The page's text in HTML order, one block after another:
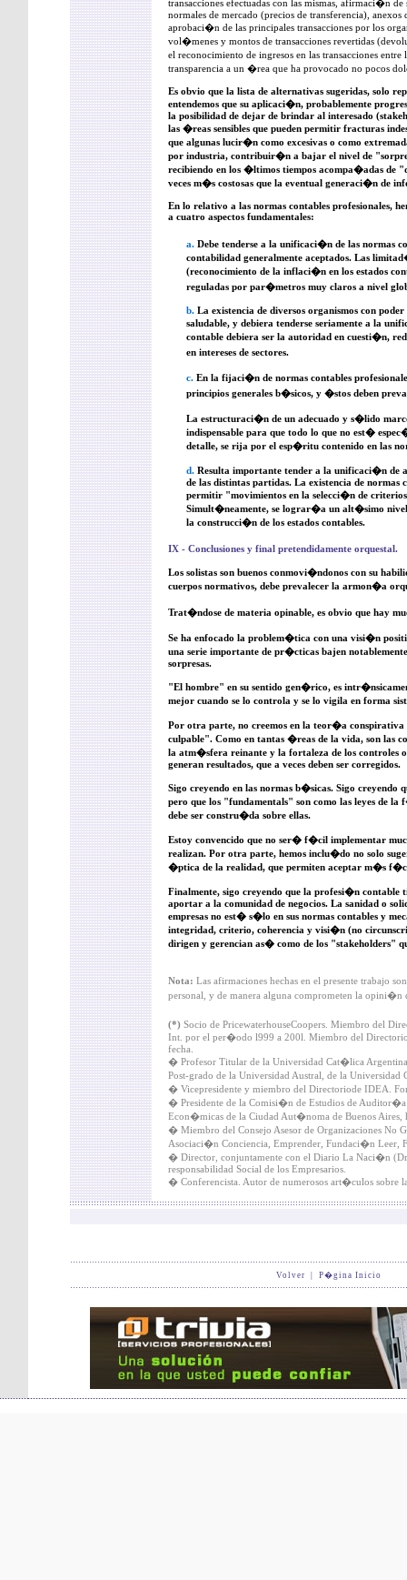
transacciones efectuadas con las mismas, afirmaci�n
normales de mercado (precios de transferencia),
aprobaci�n de las principales transacciones por los
vol�menes y montos de transacciones revertidas
el reconocimiento de ingresos en las transacciones
transparencia a un �rea que ha provocado no pocos
Es obvio que la lista de alternativas sugeridas, solo
entendemos que su aplicaci�n, probablemente
la posibilidad de dejar de brindar al interesado
las �reas sensibles que pueden permitir fracturas
que algunas lucir�n como excesivas o como
por industria, contribuir�n a bajar el nivel de
recibiendo en los �ltimos tiempos acompa�adas de
veces m�s costosas que la eventual generaci�n de
En lo relativo a las normas contables profesionales,
a cuatro aspectos fundamentales:
a. Debe tenderse a la unificaci�n de las normas
contabilidad generalmente aceptados. Las
(reconocimiento de la inflaci�n en los estados
reguladas por par�metros muy claros a nivel
b. La existencia de diversos organismos con
saludable, y debiera tenderse seriamente a la
contable debiera ser la autoridad en cuesti�n,
en intereses de sectores.
c. En la fijaci�n de normas contables
principios generales b�sicos, y �stos deben
La estructuraci�n de un adecuado y s�lido
indispensable para que todo lo que no est�
detalle, se rija por el esp�ritu contenido en las
d. Resulta importante tender a la unificaci�n de
de las distintas partidas. La existencia de normas
permitir "movimientos en la selecci�n de
Simult�neamente, se lograr�a un alt�simo nivel
la construcci�n de los estados contables.
IX - Conclusiones y final pretendidamente orquestal.
Los solistas son buenos conmovi�ndonos con su
cuerpos normativos, debe prevalecer la armon�a
Trat�ndose de materia opinable, es obvio que hay
Se ha enfocado la problem�tica con una visi�n
una serie importante de pr�cticas bajen
sorpresas.
"El hombre" en su sentido gen�rico, es
mejor cuando se lo controla y se lo vigila en forma
Por otra parte, no creemos en la teor�a
culpable". Como en tantas �reas de la vida, son las
la atm�sfera reinante y la fortaleza de los controles
generan resultados, que a veces deben ser corregidos.
Sigo creyendo en las normas b�sicas. Sigo creyendo
pero que los "fundamentals" son como las leyes de
debe ser constru�da sobre ellas.
Estoy convencido que no ser� f�cil implementar
realizan. Por otra parte, hemos inclu�do no solo
�ptica de la realidad, que permiten aceptar m�s
Finalmente, sigo creyendo que la profesi�n contable
aportar a la comunidad de negocios. La sanidad o
empresas no est� s�lo en sus normas contables y
integridad, criterio, coherencia y visi�n (no
dirigen y gerencian as� como de los "stakeholders"
Nota: Las afirmaciones hechas en el presente trabajo
personal, y de manera alguna comprometen la
(*) Socio de PricewaterhouseCoopers. Miembro del
Int. por el per�odo l999 a 200l. Miembro del
fecha.
� Profesor Titular de la Universidad Cat�lica
Post-grado de la Universidad Austral, de la
� Vicepresidente y miembro del Directoriode IDEA.
� Presidente de la Comisi�n de Estudios de Auditor�a
Econ�micas de la Ciudad Aut�noma de Buenos Aires,
� Miembro del Consejo Asesor de Organizaciones No
Asociaci�n Conciencia, Emprender, Fundaci�n Leer,
� Director, conjuntamente con el Diario La Naci�n
responsabilidad Social de los Empresarios.
� Conferencista. Autor de numerosos art�culos sobre
Volver P�gina Inicio